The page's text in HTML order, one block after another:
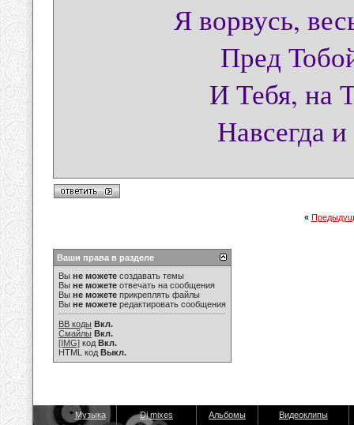
Я ворвусь,
Пред
И Тебя, на
Навсегда
«
Ваши права в разделе
Вы не можете создавать темы
Вы не можете отвечать на сообщения
Вы не можете прикреплять файлы
Вы не можете редактировать сообщения
BB коды Вкл.
Смайлы Вкл.
[IMG] код Вкл.
HTML код Выкл.
Музыка Dj mixes Альбомы Видеоклипы